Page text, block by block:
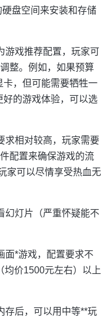
盘空间来安装和存储
游戏推荐配置，玩家可
整。例如，如果预算
，但可能需要牺牲一
好的游戏体验，可以选
求相对较高，玩家需要
配置来确保游戏的流
家可以尽情享受热血无
幻灯片（严重怀疑能不
面*游戏，配置要求不
均价1500元左右）以上
存后，可以用中等**玩